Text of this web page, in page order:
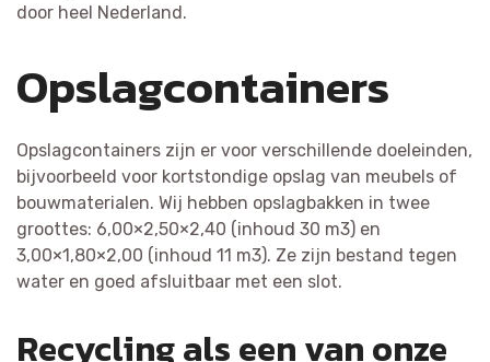
door heel Nederland.
Opslagcontainers
Opslagcontainers zijn er voor verschillende doeleinden,
bijvoorbeeld voor kortstondige opslag van meubels of
bouwmaterialen. Wij hebben opslagbakken in twee
groottes: 6,00×2,50×2,40 (inhoud 30 m3) en
3,00×1,80×2,00 (inhoud 11 m3). Ze zijn bestand tegen
water en goed afsluitbaar met een slot.
Recycling als een van onze